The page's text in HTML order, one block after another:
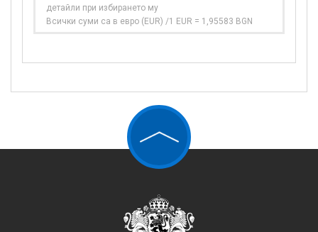
детайли при избирането му
Всички суми са в евро (EUR) /1 EUR = 1,95583 BGN